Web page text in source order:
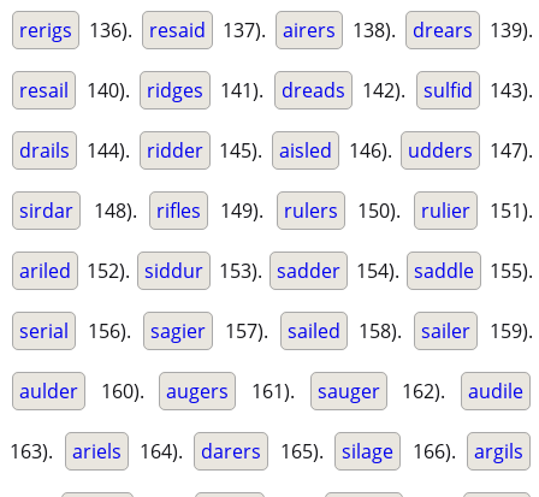
rerigs 136). resaid 137). airers 138). drears 139).
resail 140). ridges 141). dreads 142). sulfid 143).
drails 144). ridder 145). aisled 146). udders 147).
sirdar 148). rifles 149). rulers 150). rulier 151).
ariled 152). siddur 153). sadder 154). saddle 155).
serial 156). sagier 157). sailed 158). sailer 159).
aulder 160). augers 161). sauger 162). audile
163). ariels 164). darers 165). silage 166). argils